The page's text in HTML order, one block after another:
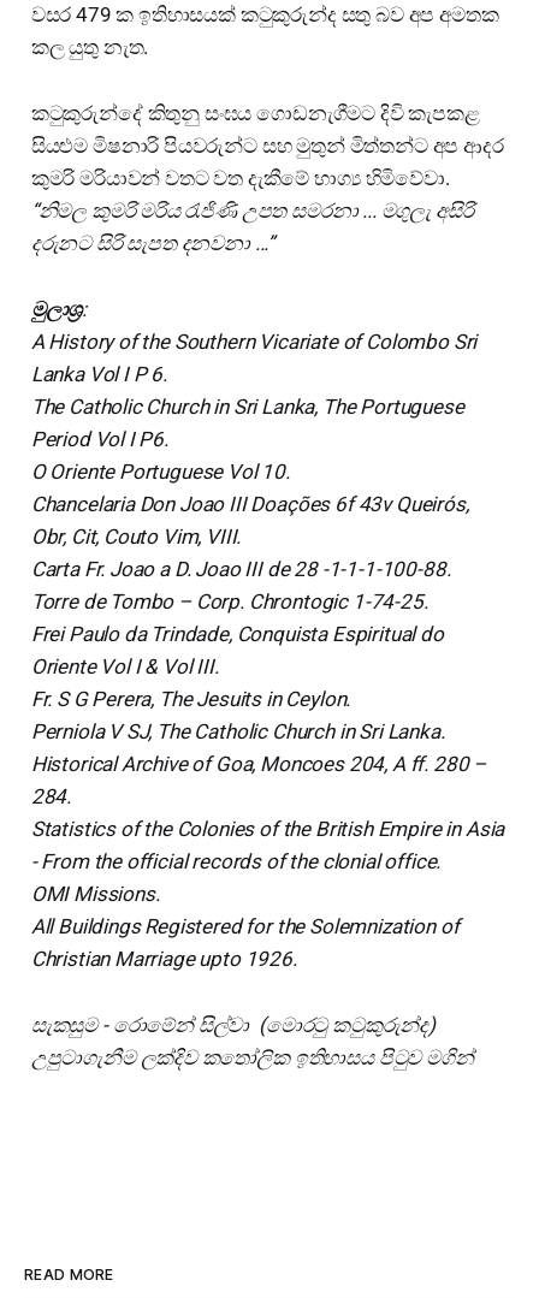
වසර 479 ක ඉතිහාසයක් කටුකුරුන්ද සතු බව අප අමතක
කල යුතු නැත.
කටුකුරුන්දේ කිතුනු සංඝය ගොඩනැගීමට දිවි කැපකළ
සියළුම මිෂනාරි පියවරුන්ට සහ මුතුන් මිත්තන්ට අප ආදර
කුමරි මරියාවන් වතට වත දැකීමේ භාග්‍ය හිමිවේවා.
“නිමල කුමරි මරිය රැජිණි උපත සමරනා ... මගුලැ අසිරි
දරුනට සිරි සැපත දනවනා ...”
මුලාශ්‍ර:
A History of the Southern Vicariate of Colombo Sri
Lanka Vol I P 6.
The Catholic Church in Sri Lanka, The Portuguese
Period Vol I P6.
O Oriente Portuguese Vol 10.
Chancelaria Don Joao III Doações 6f 43v Queirós,
Obr, Cit, Couto Vim, VIII.
Carta Fr. Joao a D. Joao III de 28 -1-1-1-100-88.
Torre de Tombo – Corp. Chrontogic 1-74-25.
Frei Paulo da Trindade, Conquista Espiritual do
Oriente Vol I & Vol III.
Fr. S G Perera, The Jesuits in Ceylon.
Perniola V SJ, The Catholic Church in Sri Lanka.
Historical Archive of Goa, Moncoes 204, A ff. 280 –
284.
Statistics of the Colonies of the British Empire in Asia
- From the official records of the clonial office.
OMI Missions.
All Buildings Registered for the Solemnization of
Christian Marriage upto 1926.
සැකසුම - රොමේන් සිල්වා (මොරටු කටුකුරුන්ද)
උපුටාගැනීම ලක්දිව කතෝලික ඉතිහාසය පිටුව මගින්
READ MORE